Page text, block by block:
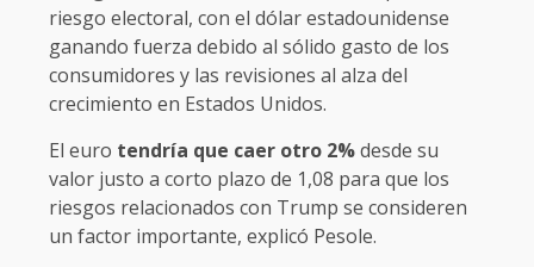
riesgo electoral, con el dólar estadounidense
ganando fuerza debido al sólido gasto de los
consumidores y las revisiones al alza del
crecimiento en Estados Unidos.
El euro tendría que caer otro 2%desde su
valor justo a corto plazo de 1,08 para que los
riesgos relacionados con Trump se consideren
un factor importante, explicó Pesole.